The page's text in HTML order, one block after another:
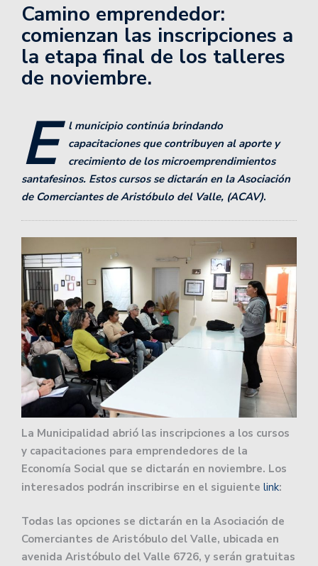
Camino emprendedor:
comienzan las inscripciones a
la etapa final de los talleres
de noviembre.
E
l municipio continúa brindando
capacitaciones que contribuyen al aporte y
crecimiento de los microemprendimientos
santafesinos. Estos cursos se dictarán en la Asociación
de Comerciantes de Aristóbulo del Valle, (ACAV).
La Municipalidad abrió las inscripciones a los cursos
y capacitaciones para emprendedores de la
Economía Social que se dictarán en noviembre. Los
interesados podrán inscribirse en el siguiente link:
Todas las opciones se dictarán en la Asociación de
Comerciantes de Aristóbulo del Valle, ubicada en
avenida Aristóbulo del Valle 6726, y serán gratuitas